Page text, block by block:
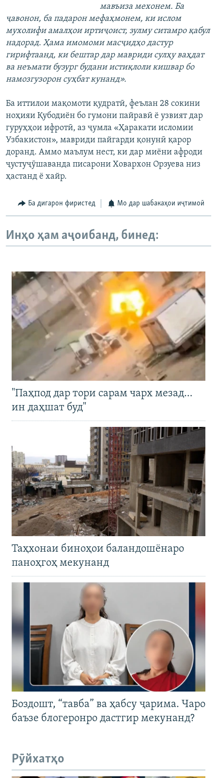
мавъиза мехонем. Ба
ҷавонон, ба падарон мефаҳмонем, ки ислом
мухолифи амалҳои иртиҷоист, зулму ситамро қабул
надорад. Ҳама имомоми масҷидҳо дастур
гирифтаанд, ки бештар дар мавриди сулҳу ваҳдат
ва неъмати бузург будани истиқлоли кишвар бо
намозгузорон суҳбат кунанд».
Ба иттилои мақомоти қудратӣ, феълан 28 сокини
ноҳияи Қубодиён бо гумони пайравӣ ё узвият дар
гуруҳҳои ифротӣ, аз ҷумла «Ҳаракати исломии
Узбакистон», мавриди пайгарди қонунӣ қарор
доранд. Аммо маълум нест, ки дар миёни афроди
ҷустуҷӯшаванда писарони Ховархон Орзуева низ
ҳастанд ё хайр.
Ба дигарон фиристед Мо дар шабакаҳои иҷтимоӣ
Инҳо ҳам аҷоибанд, бинед:
"Паҳпод дар тори сарам чарх мезад…
ин даҳшат буд"
Таҳхонаи биноҳои баландошёнаро
паноҳгоҳ мекунанд
Боздошт, “тавба” ва ҳабсу ҷарима. Чаро
баъзе блогеронро дастгир мекунанд?
Рӯйхатҳо